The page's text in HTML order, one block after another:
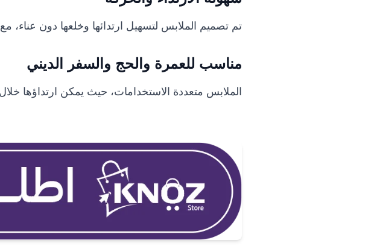
تم تصميم الملابس لتسهيل ارتدائها وخلعها دون عناء،
مناسب للعمرة والحج والسفر الديني
الملابس متعددة الاستخدامات، حيث يمكن ارتداؤها